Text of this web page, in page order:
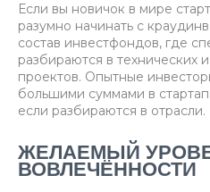
Если вы новичок в мире
разумно начинать с
состав инвестфондов, где
разбираются в технических
проектов. Опытные
большими суммами в
если разбираются в отрасли.
ЖЕЛАЕМЫЙ
ВОВЛЕЧЁННОСТИ